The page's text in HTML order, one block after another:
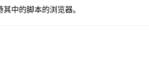
中的脚本的浏览器。